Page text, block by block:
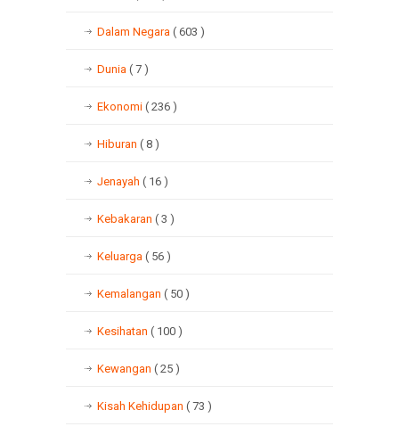
Dalam Negara ( 603 )
Dunia ( 7 )
Ekonomi ( 236 )
Hiburan ( 8 )
Jenayah ( 16 )
Kebakaran ( 3 )
Keluarga ( 56 )
Kemalangan ( 50 )
Kesihatan ( 100 )
Kewangan ( 25 )
Kisah Kehidupan ( 73 )